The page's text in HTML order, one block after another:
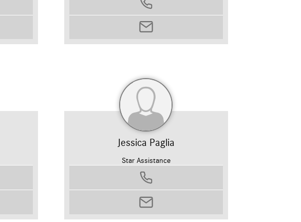
0458799311
alice.barana@autosilver.it
Jessica Paglia
Star Assistance
0458799311
jessica.paglia@autosilver.it